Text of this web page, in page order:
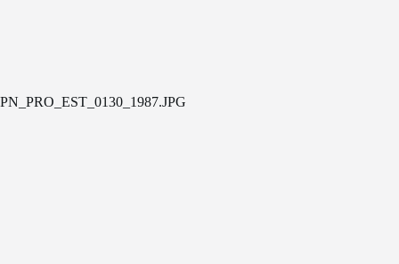
PN_PRO_EST_0130_1987.JPG